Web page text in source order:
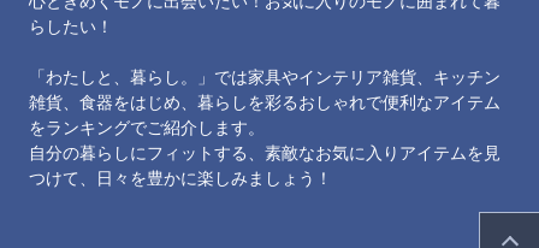
らしたい！
「わたしと、暮らし。」では家具やインテリア雑貨、キッチン
雑貨、食器をはじめ、暮らしを彩るおしゃれで便利なアイテム
をランキングでご紹介します。
自分の暮らしにフィットする、素敵なお気に入りアイテムを見
つけて、日々を豊かに楽しみましょう！